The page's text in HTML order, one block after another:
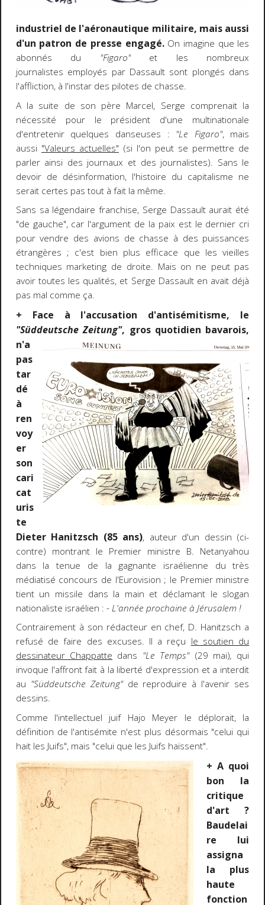
industriel de l'aéronautique militaire, mais aussi
d'un patron de presse engagé.On imagine que les
abonnés du "Figaro"et les nombreux
journalistes employés par Dassault sont plongés dans
l'affliction, à l'instar des pilotes de chasse.
A la suite de son père Marcel, Serge comprenait la
nécessité pour le président d'une multinationale
d'entretenir quelques danseuses : "Le Figaro", mais
aussi "Valeurs actuelles" (si l'on peut se permettre de
parler ainsi des journaux et des journalistes). Sans le
devoir de désinformation, l'histoire du capitalisme ne
serait certes pas tout à fait la même.
Sans sa légendaire franchise, Serge Dassault aurait été
"de gauche", car l'argument de la paix est le dernier cri
pour vendre des avions de chasse à des puissances
étrangères ; c'est bien plus efficace que les vieilles
techniques marketing de droite. Mais on ne peut pas
avoir toutes les qualités, et Serge Dassault en avait déjà
pas mal comme ça.
+ Face à l'accusation d'antisémitisme, le
"Süddeutsche Zeitung", grosquotidien bavarois,
n'a
pas
tar
dé
à
ren
voy
er
son
cari
cat
uris
te
Dieter Hanitzsch (85 ans), auteur d'un dessin (ci-
contre) montrant le Premier ministre B. Netanyahou
dans la tenue de la gagnante israélienne du très
médiatisé concours de l'Eurovision ; le Premier ministre
tient un missile dans la main et déclamant le slogan
nationaliste israélien : - L'année prochaine à Jérusalem !
Contrairement à son rédacteur en chef, D. Hanitzsch a
refusé de faire des excuses. Il a reçu le soutien du
dessinateur Chappatte dans "Le Temps" (29 mai), qui
invoque l'affront fait à la liberté d'expression et a interdit
au "Süddeutsche Zeitung"de reproduire à l'avenir ses
dessins.
Comme l'intellectuel juif Hajo Meyer le déplorait, la
définition de l'antisémite n'est plus désormais "celui qui
hait les Juifs", mais "celui que les Juifs haïssent".
+ A quoi
bon la
critique
d'art ?
Baudelai
re lui
assigna
la plus
haute
fonction